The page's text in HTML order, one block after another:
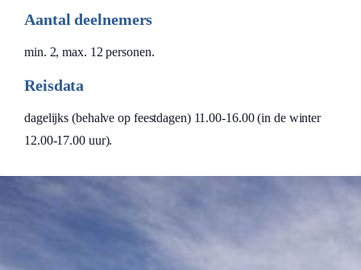
Aantal deelnemers
min. 2, max. 12 personen.
Reisdata
dagelijks (behalve op feestdagen) 11.00-16.00 (in de winter
12.00-17.00 uur).